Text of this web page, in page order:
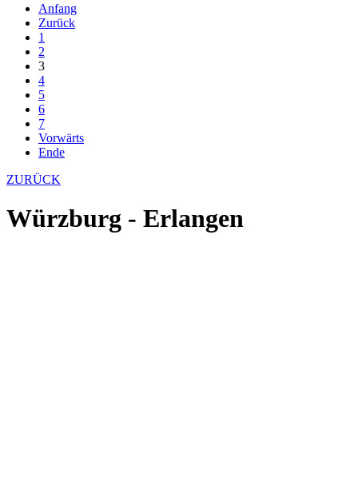
Anfang
Zurück
1
2
3
4
5
6
7
Vorwärts
Ende
ZURÜCK
Würzburg - Erlangen